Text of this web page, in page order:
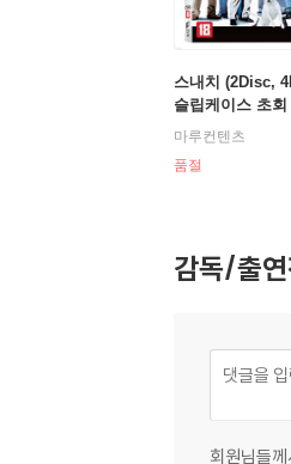
스내치 (2Disc,
슬립케이스 초
: 블루레이
마루컨텐츠
품절
감독/출
회원님들